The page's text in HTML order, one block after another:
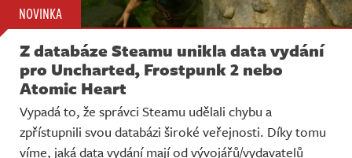
NOVINKA
Z databáze Steamu unikla data vydání
pro Uncharted, Frostpunk 2 nebo
Atomic Heart
Vypadá to, že správci Steamu udělali chybu a
zpřístupnili svou databázi široké veřejnosti. Díky tomu
víme, jaká data vydání mají od vývojářů/vydavatelů